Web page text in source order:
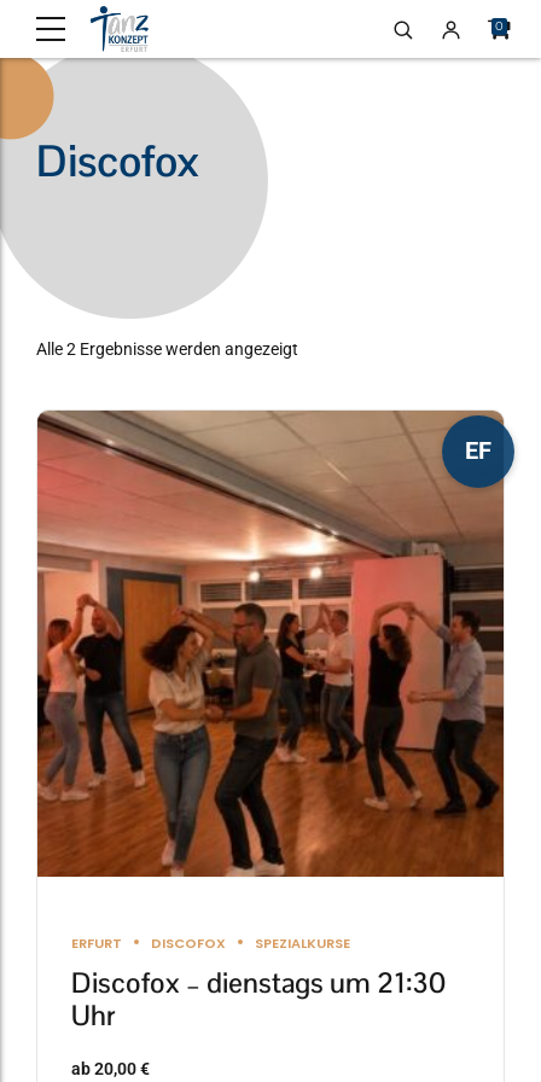
0
Discofox
Alle 2 Ergebnisse werden angezeigt
EF
ERFURT DISCOFOX SPEZIALKURSE
Discofox – dienstags um 21:30
Uhr
ab20,00€
Dieses
Produkt
Varianten
auf.
Die
Optionen
können
auf
der
Produktseite
gewählt